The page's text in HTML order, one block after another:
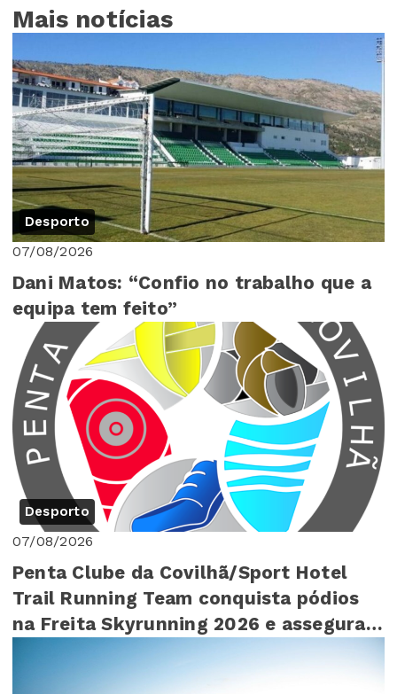
Mais notícias
Desporto
07/08/2026
Dani Matos: “Confio no trabalho que a
equipa tem feito”
Desporto
07/08/2026
Penta Clube da Covilhã/Sport Hotel
Trail Running Team conquista pódios
na Freita Skyrunning 2026 e assegura
4º lugar ...